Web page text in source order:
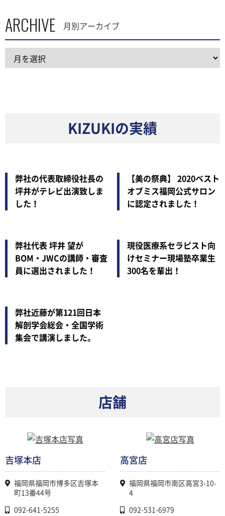
ARCHIVE 月別アーカイブ
KIZUKIの実績
弊社の代表取締役社長の
坪井がテレビ出演致しま
した！
【美の祭典】 2020ベスト
オブミス福岡公式サロン
に認定されました！
弊社代表 坪井 望が
BOM・JWCの講師・審査
員に選出されました！
現役医療系セラピスト向
けセミナー現場塾卒業生
300名を輩出！
弊社近藤が第121回日本
解剖学会総会・全国学術
集会で講演しました。
店舗
吉塚本店
福岡県福岡市博多区吉塚本
町13番44号
092-641-5255
高宮店
福岡県福岡市南区高宮3-10-
4
092-531-6979